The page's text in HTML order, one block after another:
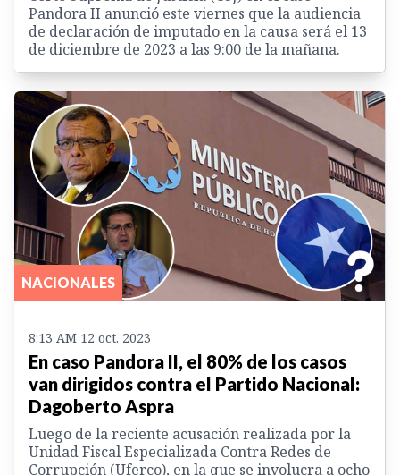
Pandora II anunció este viernes que la audiencia
de declaración de imputado en la causa será el 13
de diciembre de 2023 a las 9:00 de la mañana.
NACIONALES
8:13 AM 12 oct. 2023
En caso Pandora II, el 80% de los casos
van dirigidos contra el Partido Nacional:
Dagoberto Aspra
Luego de la reciente acusación realizada por la
Unidad Fiscal Especializada Contra Redes de
Corrupción (Uferco), en la que se involucra a ocho